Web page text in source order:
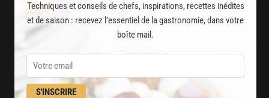
Techniques et conseils de chefs, inspirations, recettes inédites
et de saison : recevez l’essentiel de la gastronomie, dans votre
boîte mail.
S'INSCRIRE
Des nouveautés
disponibles chaque semaine
Stop pub
un service garanti sans publicité